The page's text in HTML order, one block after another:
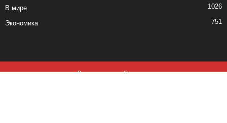
В мире 1026
Экономика 751
Все новости
Контакты